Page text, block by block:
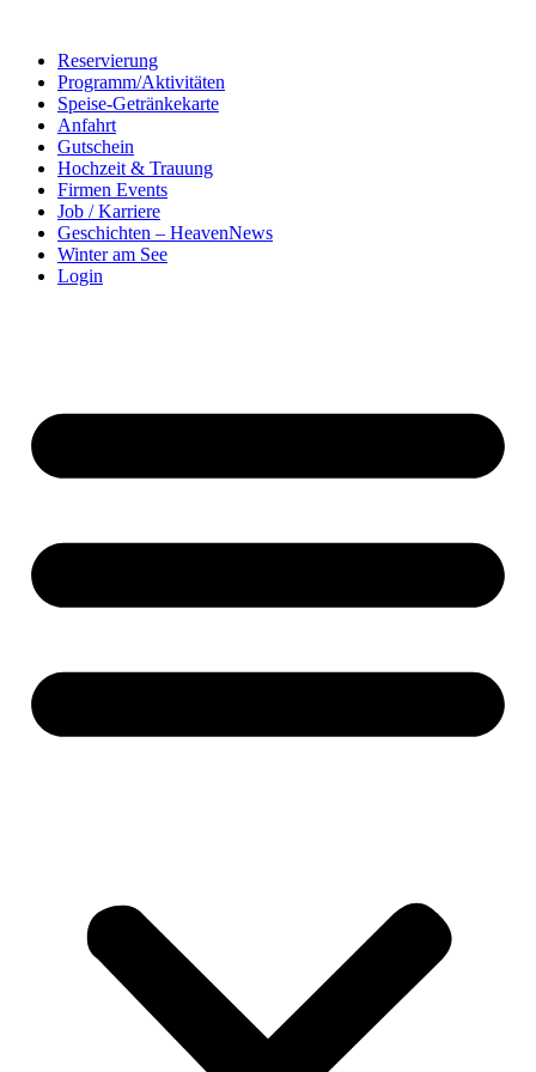
springenReservierung
Programm/Aktivitäten
Speise-Getränkekarte
Anfahrt
Gutschein
Hochzeit & Trauung
Firmen Events
Job / Karriere
Geschichten – HeavenNews
Winter am See
Login